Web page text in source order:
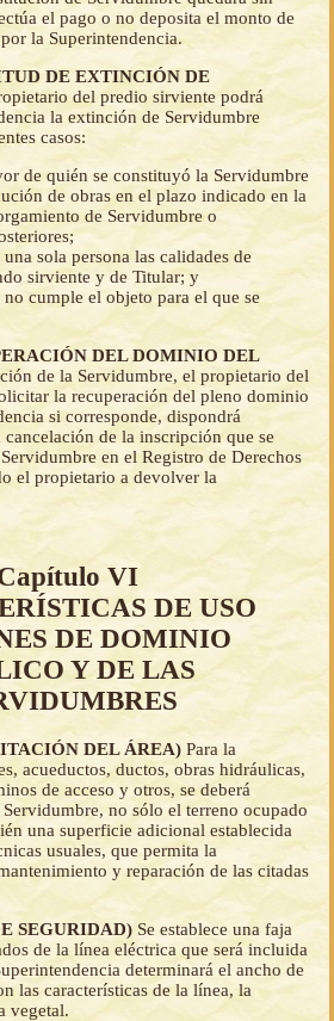
el pago o no deposita el monto de
la Superintendencia.
DE EXTINCIÓN DE
del predio sirviente podrá
la extinción de Servidumbre
casos:
de quién se constituyó la Servidumbre
de obras en el plazo indicado en la
de Servidumbre o
sola persona las calidades de
sirviente y de Titular; y
cumple el objeto para el que se
DEL DOMINIO DEL
de la Servidumbre, el propietario del
la recuperación del pleno dominio
si corresponde, dispondrá
de la inscripción que se
en el Registro de Derechos
el propietario a devolver la
VI
DE USO
DE DOMINIO
Y DE LAS
DEL ÁREA) Para la
acueductos, ductos, obras hidráulicas,
de acceso y otros, se deberá
no sólo el terreno ocupado
una superficie adicional establecida
usuales, que permita la
y reparación de las citadas
SEGURIDAD) Se establece una faja
de la línea eléctrica que será incluida
determinará el ancho de
las características de la línea, la
vegetal.